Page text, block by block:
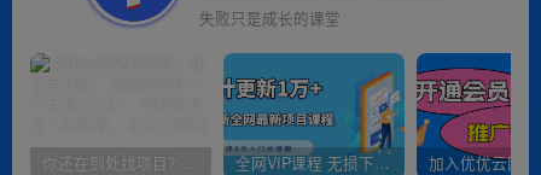
失败只是成长的课堂
你还在到处找项目？还在当韭菜？我靠卖项目一个月收入5万+，曾经我也是个失败者。 全网VIP课程 无损下载~